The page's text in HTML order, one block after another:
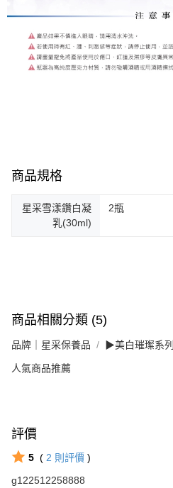
商品規格
星采雪漾鑽白凝
乳(30ml)
2瓶
商品相關分類 (5)
品牌｜星采保養品 ▶美白璀璨系列
人氣商品推薦
評價
5 ( 2 則評價 )
g122512258888